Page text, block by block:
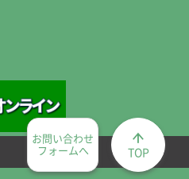
お問い合わせ
フォームへ
TOP